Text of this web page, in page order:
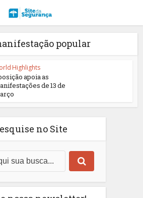
popular
Highlights
apoia as
de 13 de
no Site